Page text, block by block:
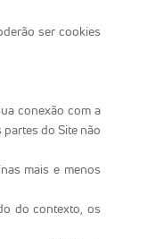
ser cookies
conexão com a
do Site não
mais e menos
do contexto, os